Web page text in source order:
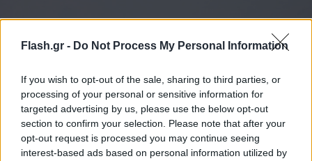
Flash.gr - Do Not Process My Personal Information
If you wish to opt-out of the sale, sharing to third parties, or
processing of your personal or sensitive information for
targeted advertising by us, please use the below opt-out
section to confirm your selection. Please note that after your
opt-out request is processed you may continue seeing
interest-based ads based on personal information utilized by